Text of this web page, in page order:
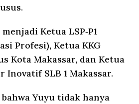
Ketua LSP‑P1
Profesi), Ketua KKG
Kota Makassar, dan Ketua
Inovatif SLB 1 Makassar.
Yuyu tidak hanya